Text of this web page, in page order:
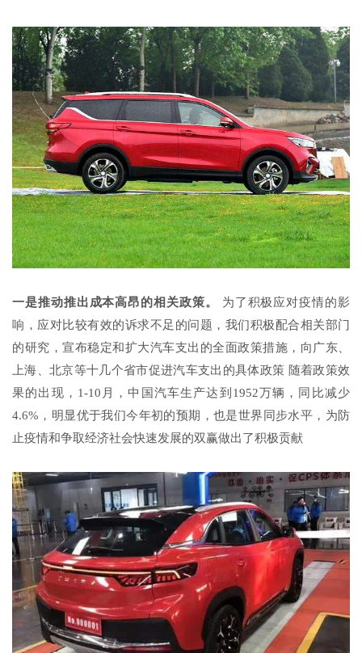
一是推动推出成本高昂的相关政策。 为了积极应对疫情的影
响，应对比较有效的诉求不足的问题，我们积极配合相关部门
的研究，宣布稳定和扩大汽车支出的全面政策措施，向广东、
上海、北京等十几个省市促进汽车支出的具体政策 随着政策效
果的出现，1-10月，中国汽车生产达到1952万辆，同比减少
4.6%，明显优于我们今年初的预期，也是世界同步水平，为防
止疫情和争取经济社会快速发展的双赢做出了积极贡献